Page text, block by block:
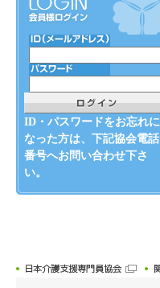
ID・パスワードをお忘れに
なった方は、下記協会電話
番号へお問い合わせ下さ
い。